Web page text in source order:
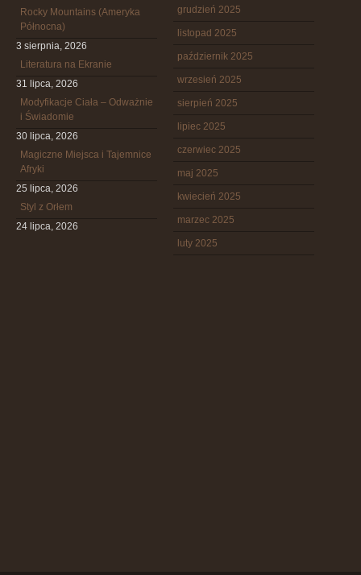
Rocky Mountains (Ameryka
Północna)
3 sierpnia, 2026
Literatura na Ekranie
31 lipca, 2026
Modyfikacje Ciała – Odważnie
i Świadomie
30 lipca, 2026
Magiczne Miejsca i Tajemnice
Afryki
25 lipca, 2026
Styl z Orłem
24 lipca, 2026
grudzień 2025
listopad 2025
październik 2025
wrzesień 2025
sierpień 2025
lipiec 2025
czerwiec 2025
maj 2025
kwiecień 2025
marzec 2025
luty 2025